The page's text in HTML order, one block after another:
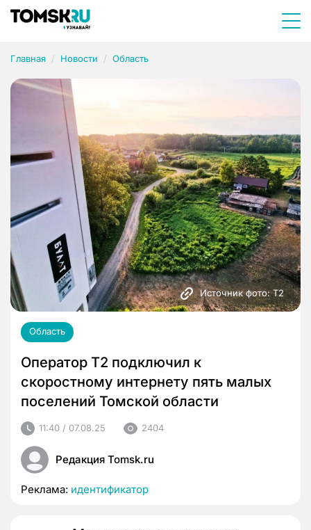
Главная Новости Область
Источник фото: Т2
Область
Оператор Т2 подключил к
скоростному интернету пять малых
поселений Томской области
11:40 / 07.08.25 2404
Редакция Tomsk.ru
Реклама: идентификатор